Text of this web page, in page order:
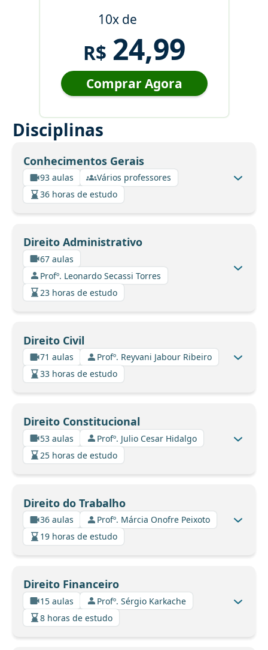
10x de
R$ 24,99
Comprar Agora
Disciplinas
Conhecimentos Gerais
93 aulas
Vários professores
36 horas de estudo
Direito Administrativo
67 aulas
Profº. Leonardo Secassi Torres
23 horas de estudo
Direito Civil
71 aulas
Profº. Reyvani Jabour Ribeiro
33 horas de estudo
Direito Constitucional
53 aulas
Profº. Julio Cesar Hidalgo
25 horas de estudo
Direito do Trabalho
36 aulas
Profº. Márcia Onofre Peixoto
19 horas de estudo
Direito Financeiro
15 aulas
Profº. Sérgio Karkache
8 horas de estudo